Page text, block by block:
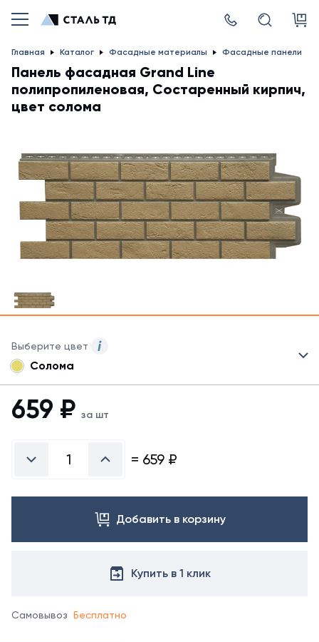
Главная Каталог Фасадные материалы Фасадные панели
Панель фасадная Grand Line
полипропиленовая, Состаренный кирпич,
цвет солома
Выберите цвет
данного
могут
цвета.
Для
заказа
другого
обратитесь
Солома
659 ₽ за шт
= 659 ₽
Добавить в корзину
Купить в 1 клик
Самовывоз Бесплатно